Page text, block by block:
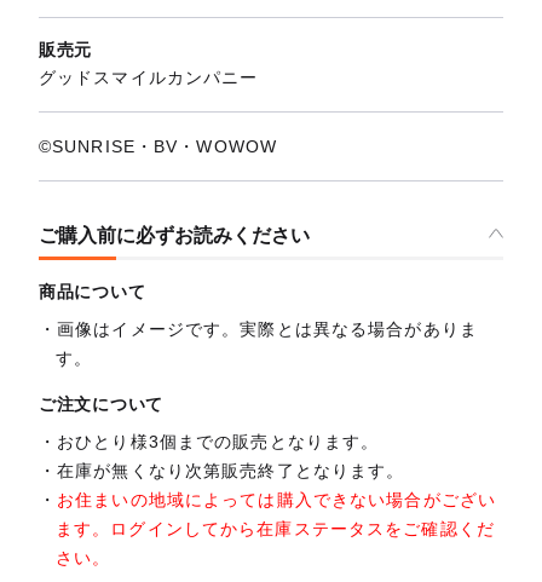
販売元
グッドスマイルカンパニー
©SUNRISE・BV・WOWOW
ご購入前に必ずお読みください
商品について
画像はイメージです。実際とは異なる場合がありま
す。
ご注文について
おひとり様3個までの販売となります。
在庫が無くなり次第販売終了となります。
お住まいの地域によっては購入できない場合がござい
ます。ログインしてから在庫ステータスをご確認くだ
さい。